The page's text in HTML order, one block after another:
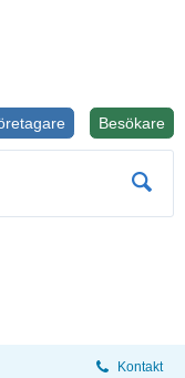
Besökare
Kontakt